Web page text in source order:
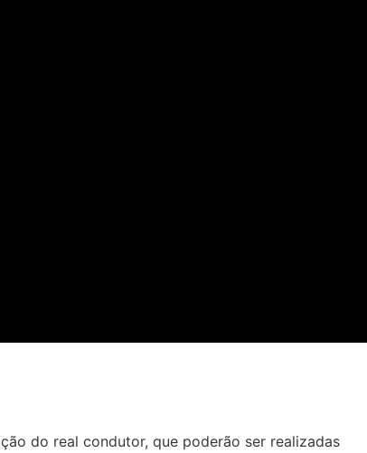
do real condutor, que poderão ser realizadas